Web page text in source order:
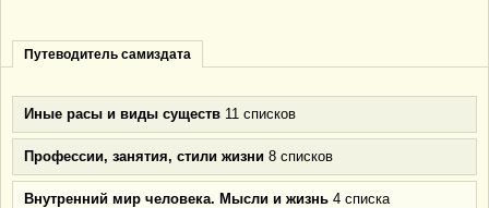
Путеводитель самиздата
Иные расы и виды существ 11 списков
Профессии, занятия, стили жизни 8 списков
Внутренний мир человека. Мысли и жизнь 4 списка